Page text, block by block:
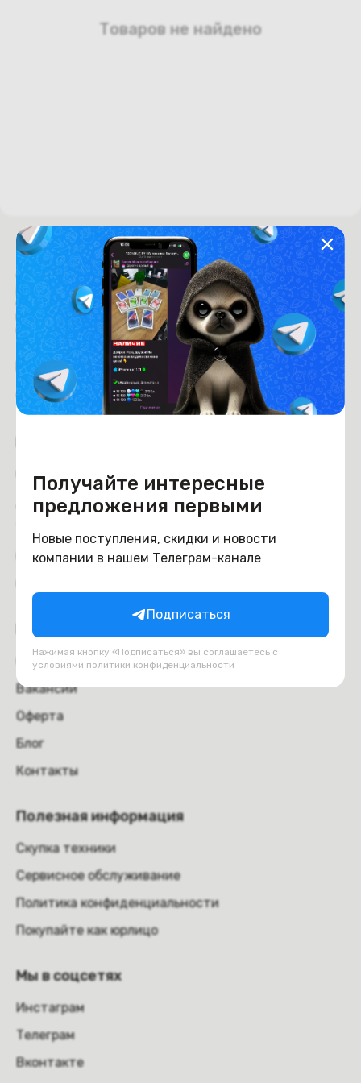
Получайте интересные
предложения первыми
Новые поступления, скидки и новости
компании в нашем Телеграм-канале
Подписаться
Нажимая кнопку «Подписаться» вы соглашаетесь с
условиями политики конфиденциальности
Товаров не найдено
Время работы с 9:00 до 21:00
г. Минск, пр-т. Независимости, д.94
Рейтинг магазина:
4.6 из 5
Оплата
Доставка и самовывоз
Отзывы
Компания
О компании
Вакансии
Оферта
Блог
Контакты
Полезная информация
Скупка техники
Сервисное обслуживание
Политика конфиденциальности
Покупайте как юрлицо
Мы в соцсетях
Инстаграм
Телеграм
Вконтакте